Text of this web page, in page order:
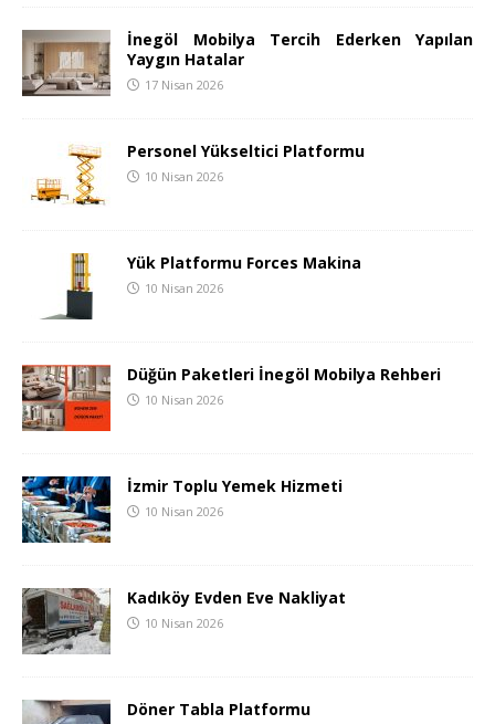
İnegöl Mobilya Tercih Ederken Yapılan
Yaygın Hatalar
17 Nisan 2026
Personel Yükseltici Platformu
10 Nisan 2026
Yük Platformu Forces Makina
10 Nisan 2026
Düğün Paketleri İnegöl Mobilya Rehberi
10 Nisan 2026
İzmir Toplu Yemek Hizmeti
10 Nisan 2026
Kadıköy Evden Eve Nakliyat
10 Nisan 2026
Döner Tabla Platformu